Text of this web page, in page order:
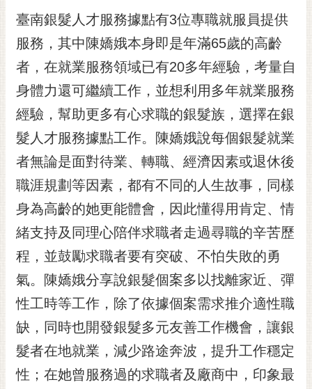
民
信
箱
English
日
本
隱
私
權
及
安
全
政
策
網
資
料
開
放
臺南銀髮人才服務據點有3位專職就服員提供
服務，其中陳嬌娥本身即是年滿65歲的高齡
者，在就業服務領域已有20多年經驗，考量自
身體力還可繼續工作，並想利用多年就業服務
經驗，幫助更多有心求職的銀髮族，選擇在銀
髮人才服務據點工作。陳嬌娥說每個銀髮就業
者無論是面對待業、轉職、經濟因素或退休後
職涯規劃等因素，都有不同的人生故事，同樣
身為高齡的她更能體會，因此懂得用肯定、情
緒支持及同理心陪伴求職者走過尋職的辛苦歷
程，並鼓勵求職者要有突破、不怕失敗的勇
氣。陳嬌娥分享說銀髮個案多以找離家近、彈
性工時等工作，除了依據個案需求推介適性職
缺，同時也開發銀髮多元友善工作機會，讓銀
髮者在地就業，減少路途奔波，提升工作穩定
性；在她曾服務過的求職者及廠商中，印象最